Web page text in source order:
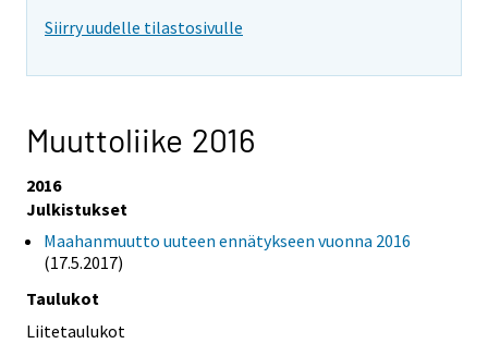
Siirry uudelle tilastosivulle
Muuttoliike 2016
2016
Julkistukset
Maahanmuutto uuteen ennätykseen vuonna 2016
(17.5.2017)
Taulukot
Liitetaulukot